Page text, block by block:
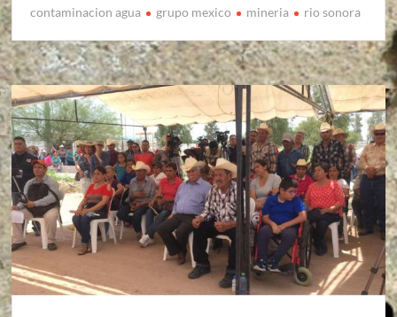
contaminacion agua grupo mexico mineria rio sonora